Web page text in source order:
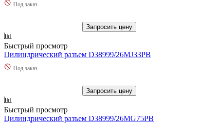
Под заказ
Запросить цену
Быстрый просмотр
Цилиндрический разъем D38999/26MJ33PB
Под заказ
Запросить цену
Быстрый просмотр
Цилиндрический разъем D38999/26MG75PB